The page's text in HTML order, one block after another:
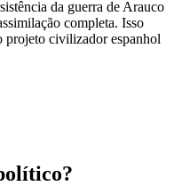
da guerra de Arauco
completa. Isso
projeto civilizador espanhol